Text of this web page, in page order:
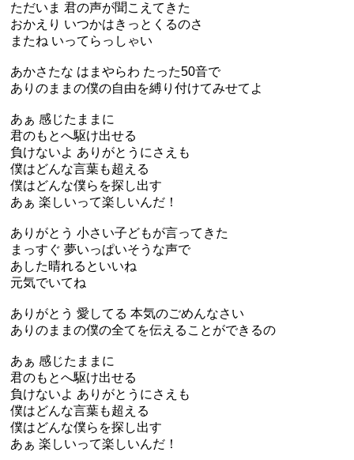
ただいま 君の声が聞こえてきた
おかえり いつかはきっとくるのさ
またね いってらっしゃい
あかさたな はまやらわ たった50音で
ありのままの僕の自由を縛り付けてみせてよ
あぁ 感じたままに
君のもとへ駆け出せる
負けないよ ありがとうにさえも
僕はどんな言葉も超える
僕はどんな僕らを探し出す
あぁ 楽しいって楽しいんだ！
ありがとう 小さい子どもが言ってきた
まっすぐ 夢いっぱいそうな声で
あした晴れるといいね
元気でいてね
ありがとう 愛してる 本気のごめんなさい
ありのままの僕の全てを伝えることができるの
あぁ 感じたままに
君のもとへ駆け出せる
負けないよ ありがとうにさえも
僕はどんな言葉も超える
僕はどんな僕らを探し出す
あぁ 楽しいって楽しいんだ！